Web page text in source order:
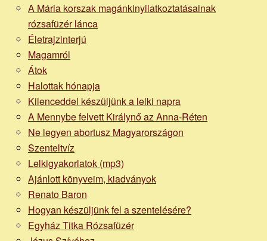
A Mária korszak magánkinyilatkoztatásainak
rózsafüzér lánca
Életrajzinterjú
Magamról
Átok
Halottak hónapja
Kilenceddel készüljünk a lelki napra
A Mennybe felvett Királynő az Anna-Réten
Ne legyen abortusz Magyarországon
Szenteltvíz
Lelkigyakorlatok (mp3)
Ajánlott könyveim, kiadványok
Renato Baron
Hogyan készüljünk fel a szentelésére?
Egyház Titka Rózsafüzér